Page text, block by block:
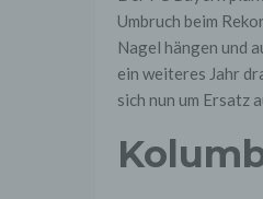
Umbruch beim
Nagel hängen und
ein weiteres Jahr
sich nun um Ersatz